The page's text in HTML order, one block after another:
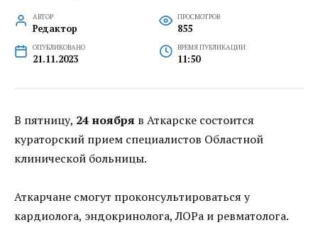
АВТОР
Редактор
ПРОСМОТРОВ
855
ОПУБЛИКОВАНО
21.11.2023
ВРЕМЯ ПУБЛИКАЦИИ
11:50
В пятницу, 24 ноября в Аткарске состоится
кураторский прием специалистов Областной
клинической больницы.
Аткарчане смогут проконсультироваться у
кардиолога, эндокринолога, ЛОРа и ревматолога.